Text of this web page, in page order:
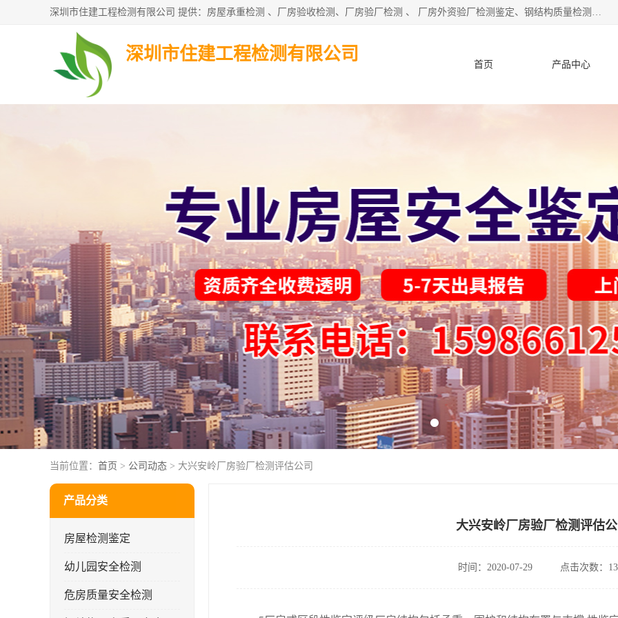
深圳市住建工程检测有限公司 提供：房屋承重检测 、厂房验收检测、厂房验厂检测 、 厂房外资验厂检测鉴定、钢结构质量检测、建筑工程质量检测、厂房楼面承重检测、钢结构厂房质量安全检测、钢结构厂房承重检测、房屋补办房产证检测、结构加固工程的施工及上门、东莞厂房客户验厂检测等服务。
深圳市住建工程检测有限公司
首页 产品中心
当前位置： 首页 > 公司动态 > 大兴安岭厂房验厂检测评估公司
产品分类
房屋检测鉴定
幼儿园安全检测
危房质量安全检测
大兴安岭厂房验厂检测评估
时间：2020-07-29 点击次数：